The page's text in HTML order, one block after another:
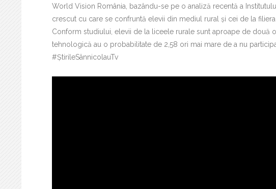
World Vision România, bazându-se pe o analiză recentă a
crescut cu care se confruntă elevii din mediul rural și cei de la
Conform studiului, elevii de la liceele rurale sunt aproape de două
tehnologică au o probabilitate de 2,58 ori mai mare de a nu
#ȘtirileSânnicolauTv